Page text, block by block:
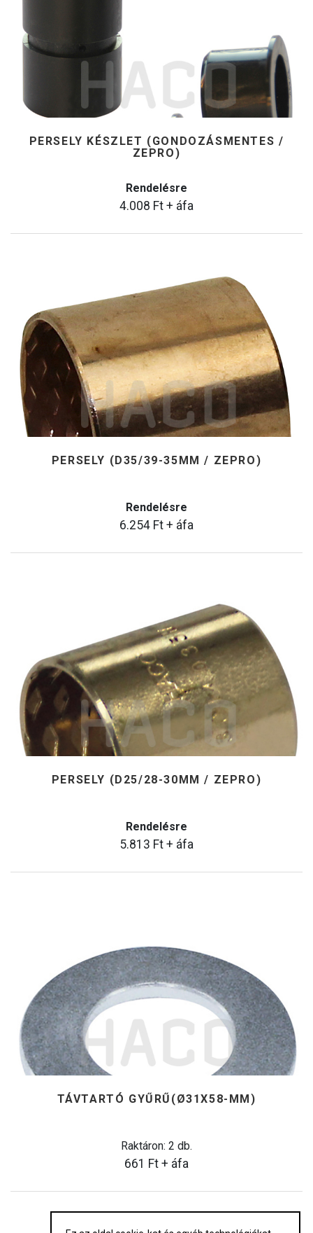
PERSELY KÉSZLET (GONDOZÁSMENTES /
ZEPRO)
Rendelésre
4.008 Ft + áfa
PERSELY (D35/39-35MM / ZEPRO)
Rendelésre
6.254 Ft + áfa
PERSELY (D25/28-30MM / ZEPRO)
Rendelésre
5.813 Ft + áfa
TÁVTARTÓ GYŰRŰ(Ø31X58-MM)
Raktáron: 2 db.
661 Ft + áfa